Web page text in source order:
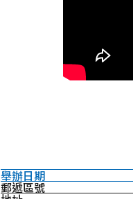
舉辦日期
郵遞區號